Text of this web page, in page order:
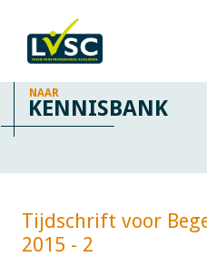
NAAR
KENNISBANK
Tijdschrift voor
2015 - 2​​​​​​